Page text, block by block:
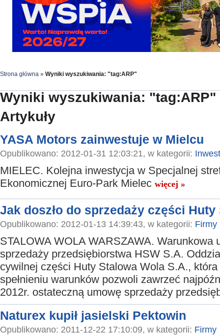
Strona główna » Wyniki wyszukiwania: "tag:ARP"
Wyniki wyszukiwania: "tag:ARP"
Artykuły
YASA Motors zainwestuje w Mielcu
Opublikowano: 2012-01-31 12:03:21, w kategorii:
MIELEC. Kolejna inwestycja w Specjalnej
Ekonomicznej Euro-Park Mielec więcej »
Jak doszło do sprzedaży części
Opublikowano: 2012-01-13 14:39:43, w kategorii: Firmy
STALOWA WOLA WARSZAWA. Warunkowa
sprzedaży przedsiębiorstwa HSW S.A.
cywilnej części Huty Stalowa Wola S.A., która
spełnieniu warunków pozwoli zawrzeć
2012r. ostateczną umowę sprzedaży
Naturex kupił jasielski Pektowin
Opublikowano: 2011-12-22 17:10:09, w kategorii: Firmy